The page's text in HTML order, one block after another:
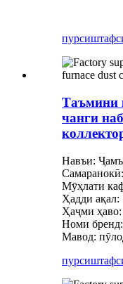
пурсиш
Таъмини
чанги
Навъи:
Мӯҳлати
Ҳадди
Ҳаҷми ҳаво:
Номи
Мавод:
пурсиш